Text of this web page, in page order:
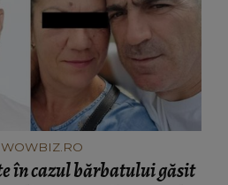
WOWBIZ.RO
în cazul bărbatului găsit